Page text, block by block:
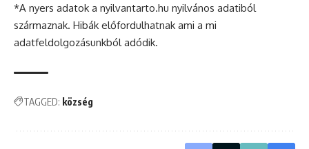
*A nyers adatok a nyilvantarto.hu nyilvános adatiból
származnak. Hibák előfordulhatnak ami a mi
adatfeldolgozásunkból adódik.
TAGGED: község